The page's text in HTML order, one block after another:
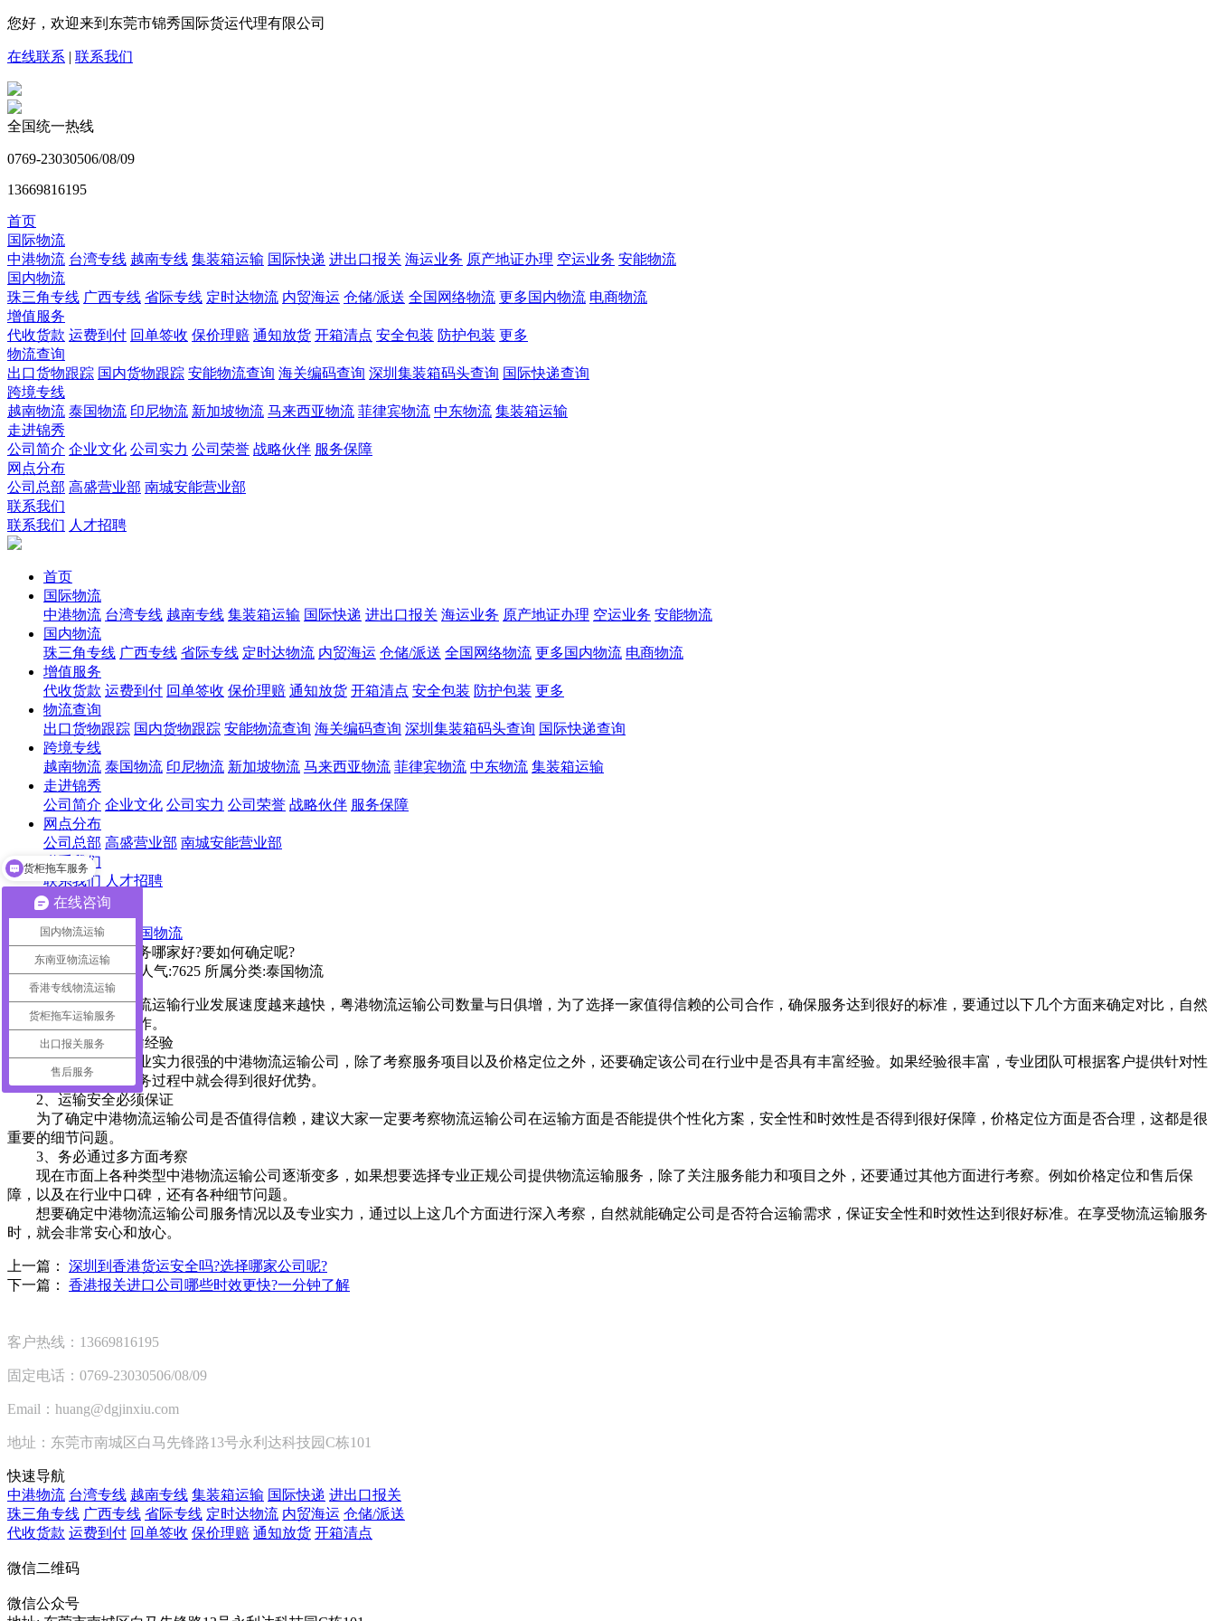
您好，欢迎来到东莞市锦秀国际货运代理有限公司
在线联系 | 联系我们
全国统一热线
0769-23030506/08/09
13669816195
首页
国际物流
中港物流 台湾专线 越南专线 集装箱运输 国际快递 进出口报关 海运业务 原产地证办理 空运业务 安能物流
国内物流
珠三角专线 广西专线 省际专线 定时达物流 内贸海运 仓储/派送 全国网络物流 更多国内物流 电商物流
增值服务
代收货款 运费到付 回单签收 保价理赔 通知放货 开箱清点 安全包装 防护包装 更多
物流查询
出口货物跟踪 国内货物跟踪 安能物流查询 海关编码查询 深圳集装箱码头查询 国际快递查询
跨境专线
越南物流 泰国物流 印尼物流 新加坡物流 马来西亚物流 菲律宾物流 中东物流 集装箱运输
走进锦秀
公司简介 企业文化 公司实力 公司荣誉 战略伙伴 服务保障
网点分布
公司总部 高盛营业部 南城安能营业部
联系我们
联系我们 人才招聘
首页
国际物流
中港物流 台湾专线 越南专线 集装箱运输 国际快递 进出口报关 海运业务 原产地证办理 空运业务 安能物流
国内物流
珠三角专线 广西专线 省际专线 定时达物流 内贸海运 仓储/派送 全国网络物流 更多国内物流 电商物流
增值服务
代收货款 运费到付 回单签收 保价理赔 通知放货 开箱清点 安全包装 防护包装 更多
物流查询
出口货物跟踪 国内货物跟踪 安能物流查询 海关编码查询 深圳集装箱码头查询 国际快递查询
跨境专线
越南物流 泰国物流 印尼物流 新加坡物流 马来西亚物流 菲律宾物流 中东物流 集装箱运输
走进锦秀
公司简介 企业文化 公司实力 公司荣誉 战略伙伴 服务保障
网点分布
公司总部 高盛营业部 南城安能营业部
联系我们
联系我们 人才招聘
>跨境专线
泰国物流
粤港物流运输公司服务哪家好?要如何确定呢?
发表时间:2022-10-25 人气:7625 所属分类:泰国物流
由于现在跨境物流运输行业发展速度越来越快，粤港物流运输公司数量与日俱增，为了选择一家值得信赖的公司合作，确保服务达到很好的标准，要通过以下几个方面来确定对比，自然
就能选择可靠公司合作。
1、考察公司运输经验
想要选择一家专业实力很强的中港物流运输公司，除了考察服务项目以及价格定位之外，还要确定该公司在行业中是否具有丰富经验。如果经验很丰富，专业团队可根据客户提供针对性
服务，那么在整个服务过程中就会得到很好优势。
2、运输安全必须保证
为了确定中港物流运输公司是否值得信赖，建议大家一定要考察物流运输公司在运输方面是否能提供个性化方案，安全性和时效性是否得到很好保障，价格定位方面是否合理，这都是很
重要的细节问题。
3、务必通过多方面考察
现在市面上各种类型中港物流运输公司逐渐变多，如果想要选择专业正规公司提供物流运输服务，除了关注服务能力和项目之外，还要通过其他方面进行考察。例如价格定位和售后保
障，以及在行业中口碑，还有各种细节问题。
想要确定中港物流运输公司服务情况以及专业实力，通过以上这几个方面进行深入考察，自然就能确定公司是否符合运输需求，保证安全性和时效性达到很好标准。在享受物流运输服务
时，就会非常安心和放心。
上一篇： 深圳到香港货运安全吗?选择哪家公司呢?
下一篇： 香港报关进口公司哪些时效更快?一分钟了解
客户热线：13669816195
固定电话：0769-23030506/08/09
Email：huang@dgjinxiu.com
地址：东莞市南城区白马先锋路13号永利达科技园C栋101
快速导航
中港物流 台湾专线 越南专线 集装箱运输 国际快递 进出口报关
珠三角专线 广西专线 省际专线 定时达物流 内贸海运 仓储/派送
代收货款 运费到付 回单签收 保价理赔 通知放货 开箱清点
微信二维码
微信公众号
在线咨询
国内物流运输
东南亚物流运输
香港专线物流运输
货柜拖车运输服务
出口报关服务
售后服务
货柜拖车服务